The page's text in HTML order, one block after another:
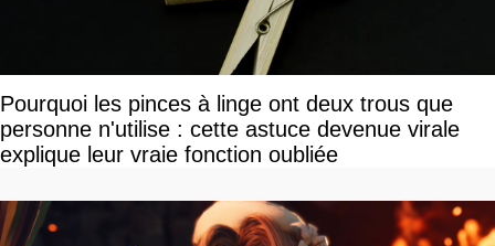
Pourquoi les pinces à linge ont deux trous que
personne n'utilise : cette astuce devenue virale
explique leur vraie fonction oubliée